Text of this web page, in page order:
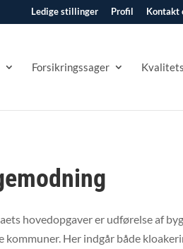
Ledige stillinger Profil Kontakt
Forsikringssager
hovedopgaver er udførelse af
kommuner. Her indgår både